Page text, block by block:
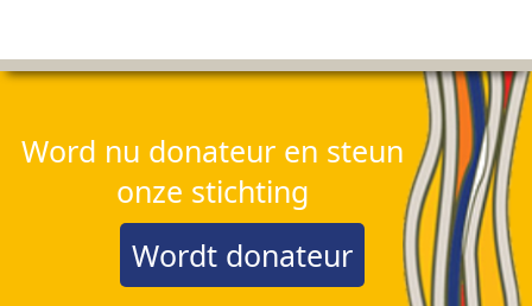
Word nu donateur en steun
onze stichting
Wordt donateur